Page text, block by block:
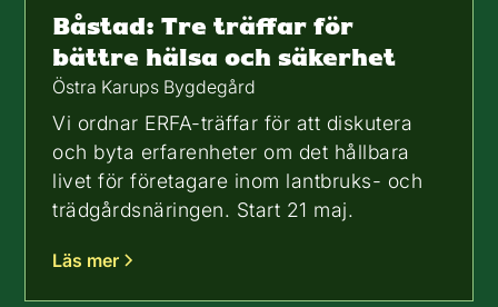
Båstad: Tre träffar för
bättre hälsa och säkerhet
Östra Karups Bygdegård
Vi ordnar ERFA-träffar för att diskutera
och byta erfarenheter om det hållbara
livet för företagare inom lantbruks- och
trädgårdsnäringen. Start 21 maj.
Läs mer